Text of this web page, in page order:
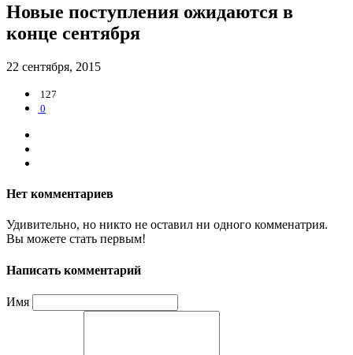
Новые поступления ожидаются в
конце сентября
22 сентября, 2015
127
0
Нет комментариев
Удивительно, но никто не оставил ни одного комменатрия.
Вы можете стать первым!
Написать комментарий
Имя